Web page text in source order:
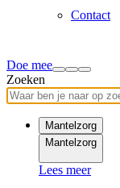
Contact
Doe mee
Zoeken
Mantelzorg
Mantelzorg
Lees meer